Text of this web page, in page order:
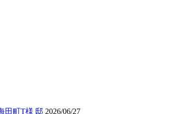
田町T様 邸 2026/06/27